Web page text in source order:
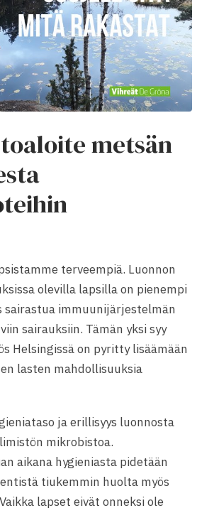
metsän
terveempiä. Luonnon
olevilla lapsilla on pienempi
sairastua immuunijärjestelmän
sairauksiin. Tämän yksi syy
Helsingissä on pyritty lisäämään
lasten mahdollisuuksia
ja erillisyys luonnosta
mikrobistoa.
aikana hygieniasta pidetään
tiukemmin huolta myös
lapset eivät onneksi ole